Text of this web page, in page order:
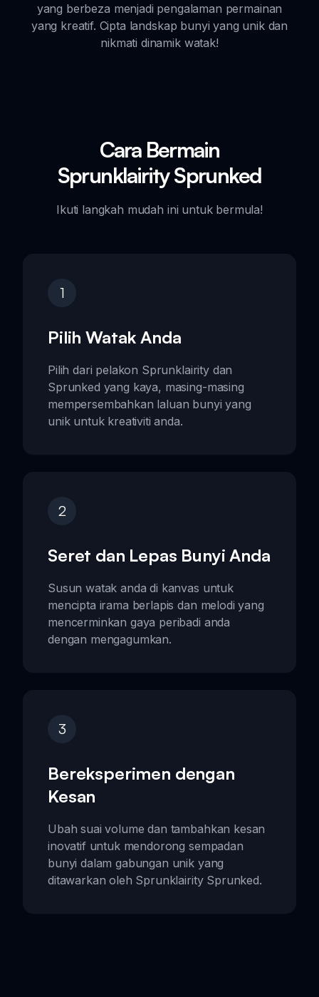
yang berbeza menjadi pengalaman permainan
yang kreatif. Cipta landskap bunyi yang unik dan
nikmati dinamik watak!
Cara Bermain
Sprunklairity Sprunked
Ikuti langkah mudah ini untuk bermula!
1
Pilih Watak Anda
Pilih dari pelakon Sprunklairity dan
Sprunked yang kaya, masing-masing
mempersembahkan laluan bunyi yang
unik untuk kreativiti anda.
2
Seret dan Lepas Bunyi Anda
Susun watak anda di kanvas untuk
mencipta irama berlapis dan melodi yang
mencerminkan gaya peribadi anda
dengan mengagumkan.
3
Bereksperimen dengan
Kesan
Ubah suai volume dan tambahkan kesan
inovatif untuk mendorong sempadan
bunyi dalam gabungan unik yang
ditawarkan oleh Sprunklairity Sprunked.